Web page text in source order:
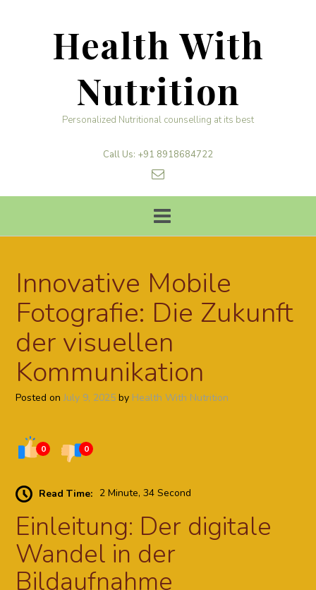
Health With
Nutrition
Personalized Nutritional counselling at its best
Call Us: +91 8918684722
Innovative Mobile
Fotografie: Die Zukunft
der visuellen
Kommunikation
Posted onJuly 9, 2025 by Health With Nutrition
0 0
Read Time: 2 Minute, 34 Second
Einleitung: Der digitale
Wandel in der
Bildaufnahme